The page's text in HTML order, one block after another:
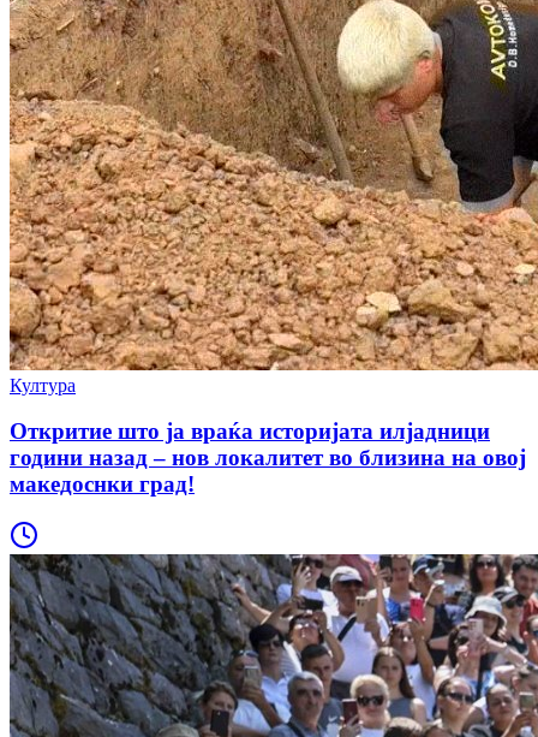
Култура
Откритие што ја враќа историјата илјадници
години назад – нов локалитет во близина на овој
македоснки град!